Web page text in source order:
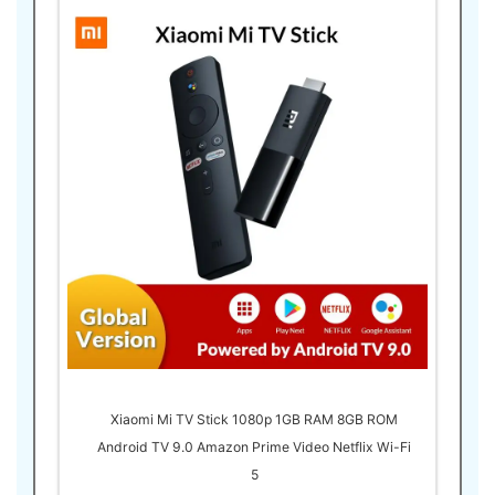
Xiaomi Mi TV Stick 1080p 1GB RAM 8GB ROM
Android TV 9.0 Amazon Prime Video Netflix Wi-Fi
5